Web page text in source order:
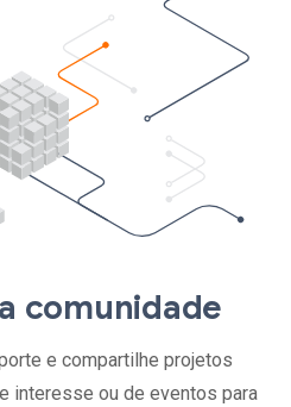
comunidade
e compartilhe projetos
interesse ou de eventos para